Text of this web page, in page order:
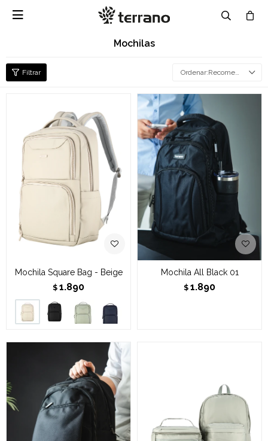

Mochilas
Recomendados
Mochila Square Bag - Beige
$ 1.890
Mochila All Black 01
$ 1.890